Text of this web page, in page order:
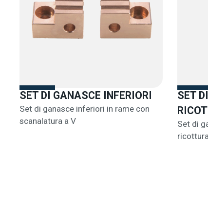
SET DI GANASCE INFERIORI
Set di ganasce inferiori in rame con
scanalatura a V
SET
Set di
ricottura.